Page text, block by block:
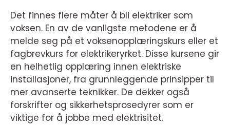
Det finnes flere måter å bli elektriker som
voksen. En av de vanligste metodene er å
melde seg på et voksenopplæringskurs eller et
fagbrevkurs for elektrikeryrket. Disse kursene gir
en helhetlig opplæring innen elektriske
installasjoner, fra grunnleggende prinsipper til
mer avanserte teknikker. De dekker også
forskrifter og sikkerhetsprosedyrer som er
viktige for å jobbe med elektrisitet.